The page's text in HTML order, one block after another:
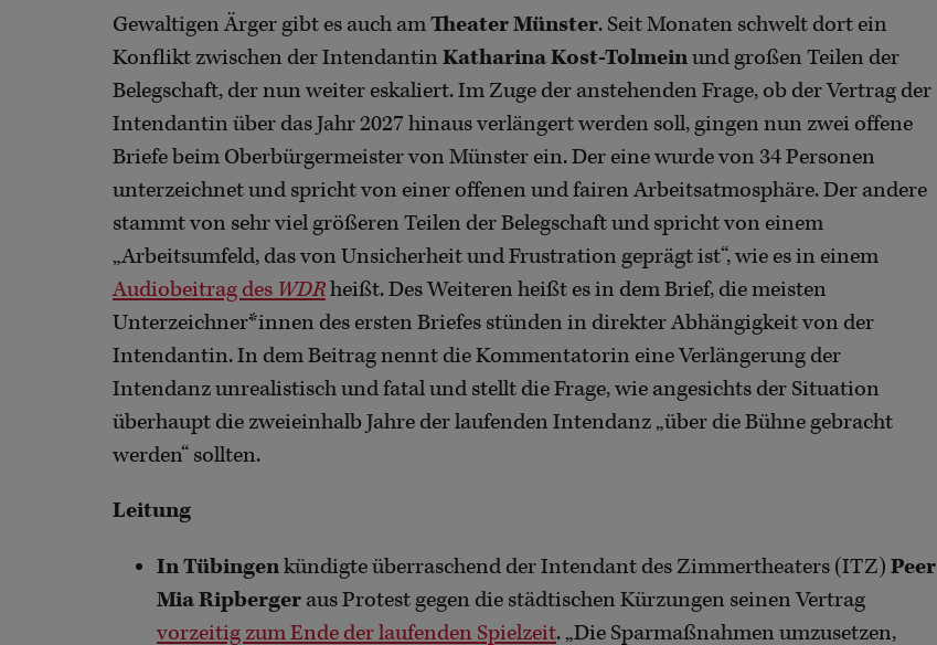
Gewaltigen Ärger gibt es auch amTheater Münster. Seit Monaten schwelt dort ein
Konflikt zwischen der Intendantin Katharina Kost-Tolmeinund großen Teilen der
Belegschaft, der nun weiter eskaliert. Im Zuge der anstehenden Frage, ob der Vertrag der
Intendantin über das Jahr 2027 hinaus verlängert werden soll, gingen nun zwei offene
Briefe beim Oberbürgermeister von Münster ein. Der eine wurde von 34 Personen
unterzeichnet und spricht von einer offenen und fairen Arbeitsatmosphäre. Der andere
stammt von sehr viel größeren Teilen der Belegschaft und spricht von einem
„Arbeitsumfeld, das von Unsicherheit und Frustration geprägt ist“, wie es in einem
Audiobeitrag des WDRheißt. Des Weiteren heißt es in dem Brief, die meisten
Unterzeichner*innen des ersten Briefes stünden in direkter Abhängigkeit von der
Intendantin. In dem Beitrag nennt die Kommentatorin eine Verlängerung der
Intendanz unrealistisch und fatal und stellt die Frage, wie angesichts der Situation
überhaupt die zweieinhalb Jahre der laufenden Intendanz „über die Bühne gebracht
werden“ sollten.
Leitung
In Tübingenkündigte überraschend der Intendant des Zimmertheaters (ITZ) Peer
Mia Ripberger aus Protest gegen die städtischen Kürzungen seinen Vertrag
vorzeitig zum Ende der laufenden Spielzeit. „Die Sparmaßnahmen umzusetzen,